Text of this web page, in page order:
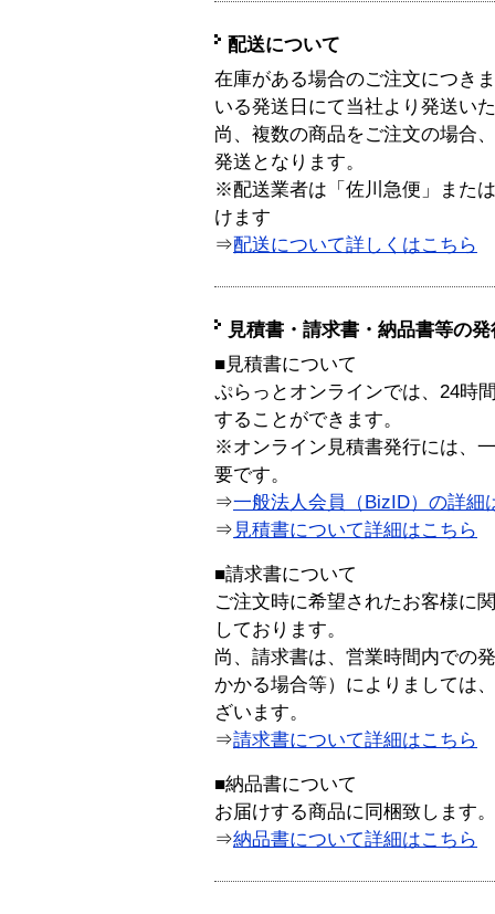
配送について
在庫がある場合のご注文につき
いる発送日にて当社より発送い
尚、複数の商品をご注文の場合
発送となります。
※配送業者は「佐川急便」また
けます
⇒配送について詳しくはこちら
見積書・請求書・納品書等の
■見積書について
ぷらっとオンラインでは、24時
することができます。
※オンライン見積書発行には、
要です。
⇒一般法人会員（BizID）の詳細
⇒ 見積書について詳細はこちら
■請求書について
ご注文時に希望されたお客様に
しております。
尚、請求書は、営業時間内での
かかる場合等）によりましては
ざいます。
⇒請求書について詳細はこちら
■納品書について
お届けする商品に同梱致します。
⇒納品書について詳細はこちら